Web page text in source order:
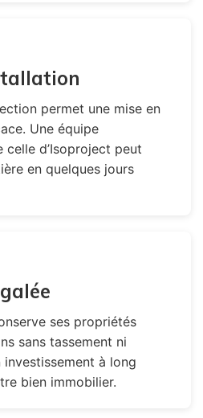
permet une mise en
Une équipe
d’Isoproject peut
en quelques jours
ses propriétés
sans tassement ni
investissement à long
bien immobilier.